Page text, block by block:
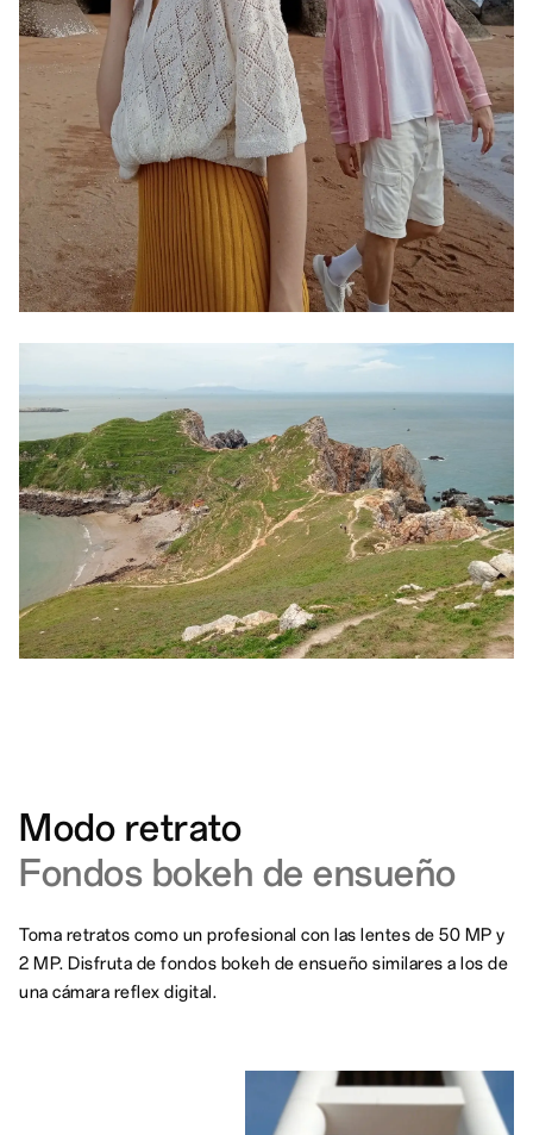
Modo retrato
Fondos bokeh de ensueño
Toma retratos como un profesional con las lentes de 50 MP y
2 MP. Disfruta de fondos bokeh de ensueño similares a los de
una cámara reflex digital.